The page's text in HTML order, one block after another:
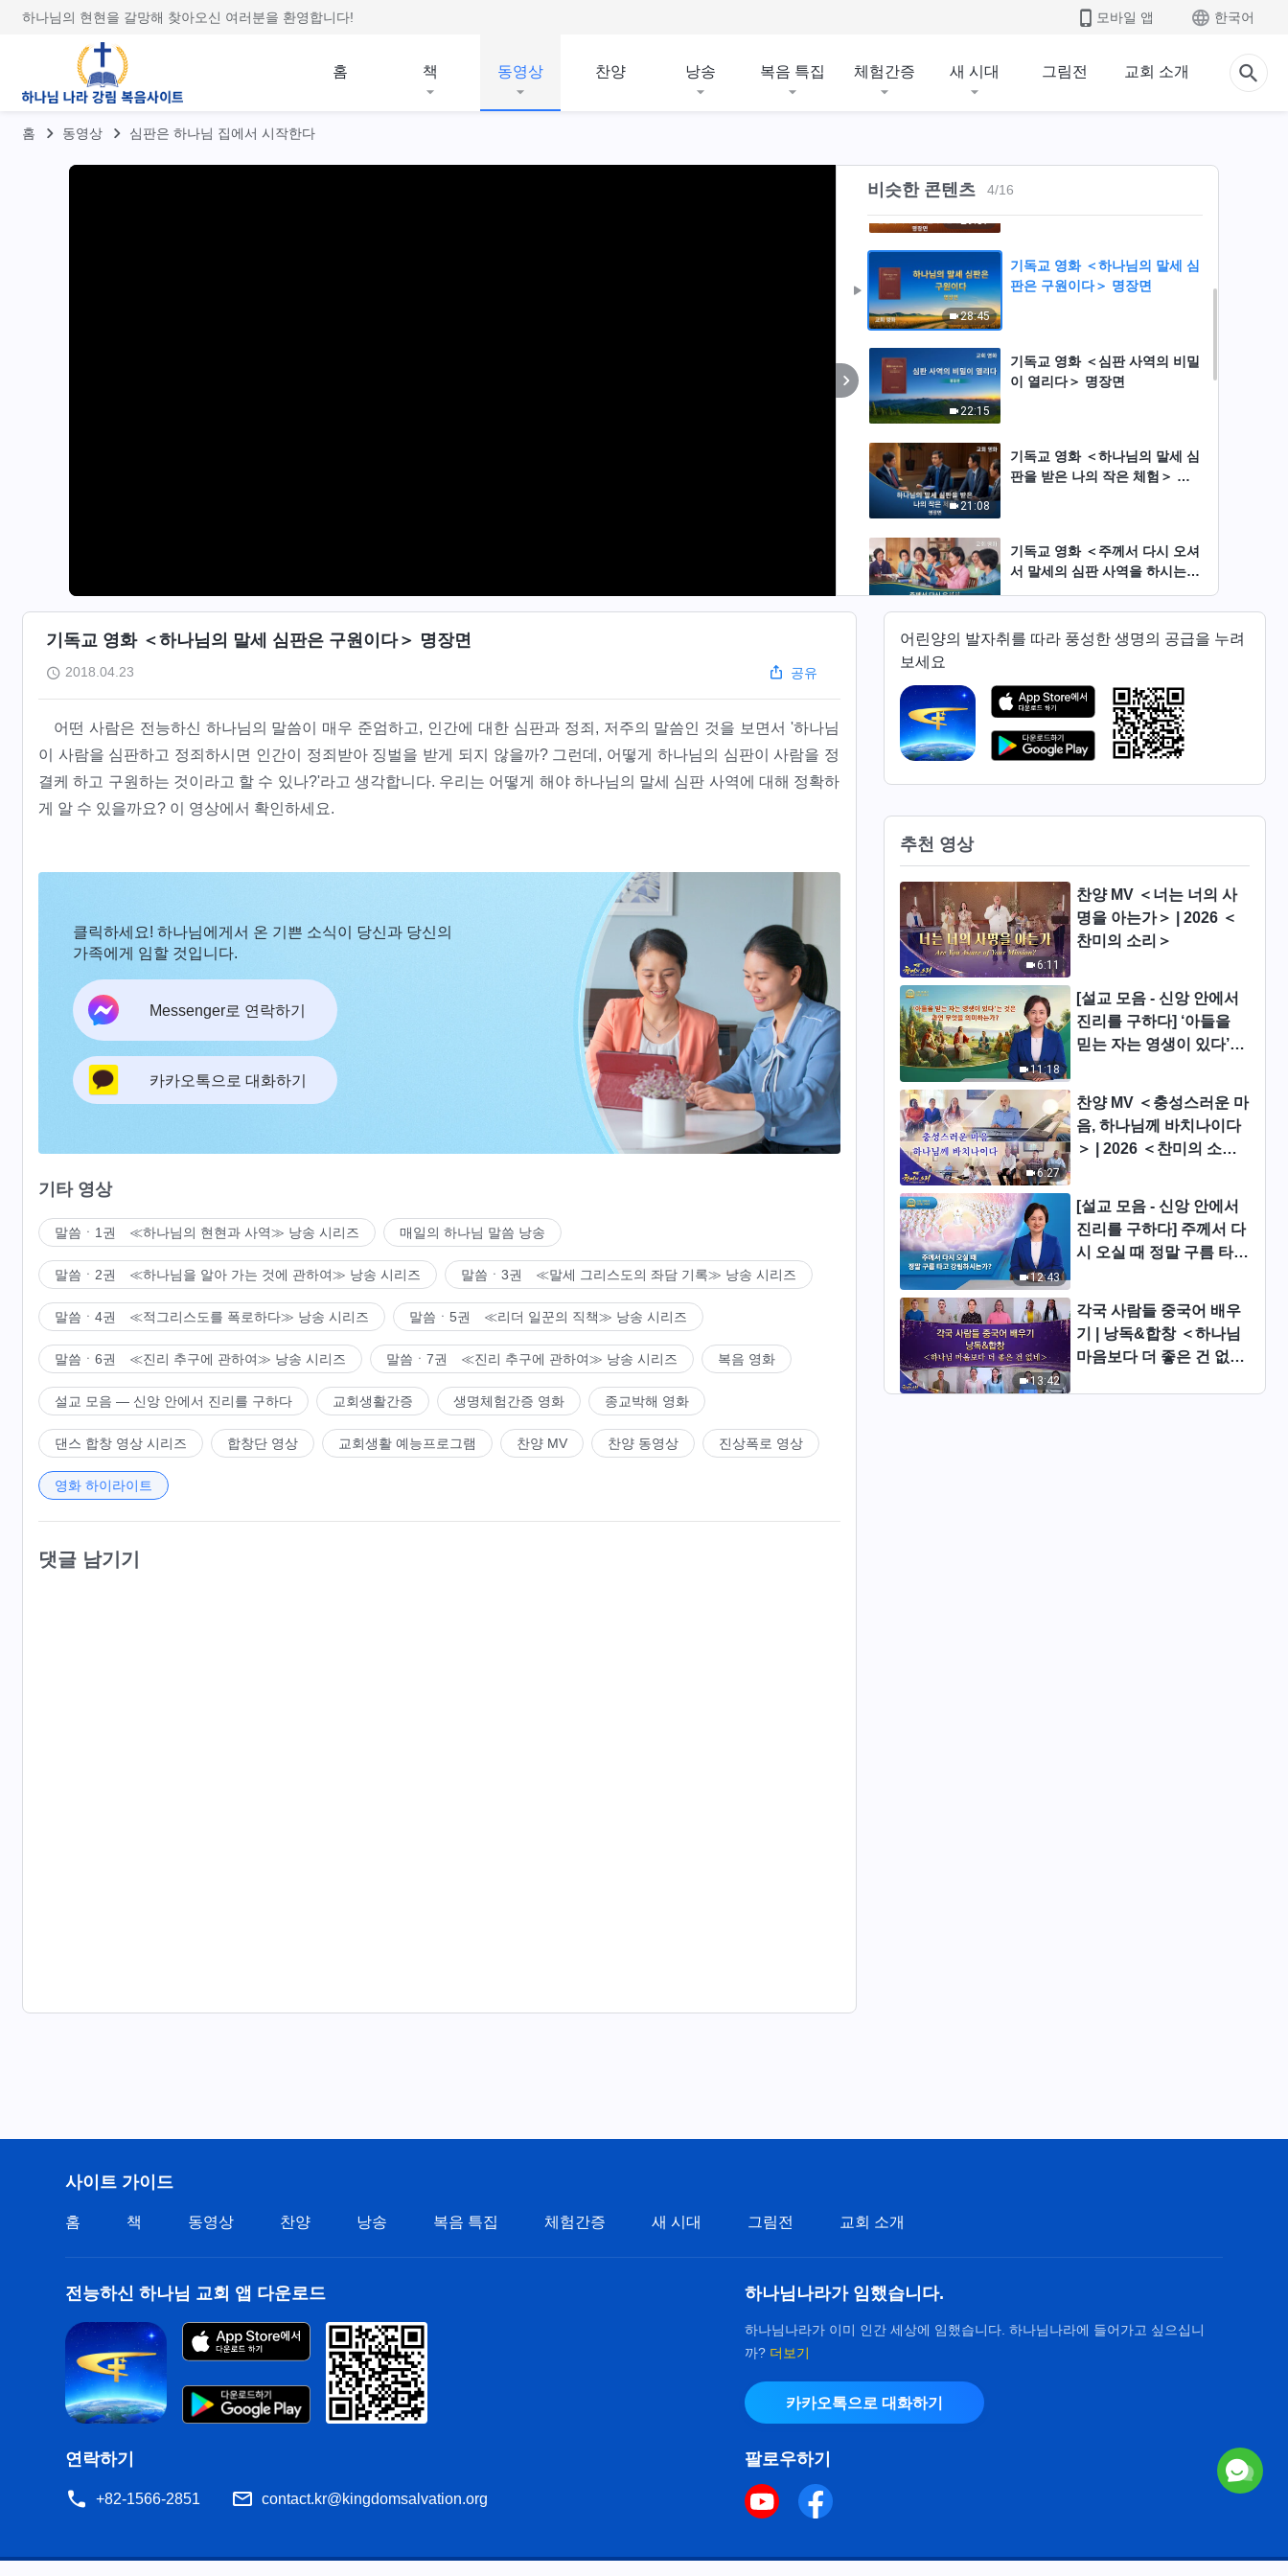
하나님의 현현을 갈망해 찾아오신 여러분을 환영합니다! 모바일 앱 한국어
홈 책 동영상 찬양 낭송 복음 특집 체험간증 새 시대 그림전 교회 소개
홈 동영상 심판은 하나님 집에서 시작한다
비슷한 콘텐츠 4/16
결케 하시는가?＞ 명장면
기독교 영화 ＜심판과 형벌을 통
29:57
기독교 영화 ＜마지막 때에 하나
님은 어떻께 심판으로 사람을 정
28:45
기독교 영화 ＜하나님의 말세 심
판은 구원이다＞ 명장면
22:15
기독교 영화 ＜심판 사역의 비밀
이 열리다＞ 명장면
21:08
기독교 영화 ＜하나님의 말세 심
판을 받은 나의 작은 체험＞ 명
기독교 영화 ＜주께서 다시 오셔
서 말세의 심판 사역을 하시는
이유는?＞ 명장면
19:37
기독교 영화 ＜말세에 하나님은
＞ 명장면
기독교 영화 ＜말세에 하나님은
어떻게 사람을 심판하고 정결케
하는 사역을 하시는가?＞ 명장
10:03
22:12
기독교 영화 ＜하나님 말씀의 심
판을 경험해 얻은 것듵＞ 명장면
36:05
기독교 영화 ＜말세에 하나님은
어떻게 심판 사역으로 인간을 정
결케 하시는가?＞ 명장면
26:33
기독교 영화 ＜하나님은 사탄의
권세하에 사는 사람을 어떻게 구
원하셨을까＞ 명장면
13:13
기독교 영화 ＜하나님의 말세 심
판과 형벌을 체험한 간증＞ 명장
면
13:48
기독교 영화 ＜하나님의 심판 사
역은 아무도 대신할 수 없다＞
명장면
기독교 영화 ＜하나님의 말세 심판은 구원이다＞ 명장면
2018.04.23 공유
어떤 사람은 전능하신 하나님의 말씀이 매우 준엄하고, 인간에 대한 심판과 정죄, 저주의 말씀인 것을 보면서 '하나님
이 사람을 심판하고 정죄하시면 인간이 정죄받아 징벌을 받게 되지 않을까? 그런데, 어떻게 하나님의 심판이 사람을 정
결케 하고 구원하는 것이라고 할 수 있나?'라고 생각합니다. 우리는 어떻게 해야 하나님의 말세 심판 사역에 대해 정확하
게 알 수 있을까요? 이 영상에서 확인하세요.
클릭하세요! 하나님에게서 온 기쁜 소식이 당신과 당신의
가족에게 임할 것입니다.
Messenger로 연락하기
카카오톡으로 대화하기
기타 영상
말씀ㆍ1권 ≪하나님의 현현과 사역≫ 낭송 시리즈 매일의 하나님 말씀 낭송
말씀ㆍ2권 ≪하나님을 알아 가는 것에 관하여≫ 낭송 시리즈 말씀ㆍ3권 ≪말세 그리스도의 좌담 기록≫ 낭송 시리즈
말씀ㆍ4권 ≪적그리스도를 폭로하다≫ 낭송 시리즈 말씀ㆍ5권 ≪리더 일꾼의 직책≫ 낭송 시리즈
말씀ㆍ6권 ≪진리 추구에 관하여≫ 낭송 시리즈 말씀ㆍ7권 ≪진리 추구에 관하여≫ 낭송 시리즈 복음 영화
설교 모음 ― 신앙 안에서 진리를 구하다 교회생활간증 생명체험간증 영화 종교박해 영화
댄스 합창 영상 시리즈 합창단 영상 교회생활 예능프로그램 찬양 MV 찬양 동영상 진상폭로 영상
영화 하이라이트
댓글 남기기
어린양의 발자취를 따라 풍성한 생명의 공급을 누려
보세요
추천 영상
6:11
찬양 MV ＜너는 너의 사
명을 아는가＞ | 2026 ＜
찬미의 소리＞
11:18
[설교 모음 - 신앙 안에서
진리를 구하다] ‘아들을
믿는 자는 영생이 있다’는
6:27
찬양 MV ＜충성스러운 마
음, 하나님께 바치나이다
＞ | 2026 ＜찬미의 소리
12:43
[설교 모음 - 신앙 안에서
진리를 구하다] 주께서 다
시 오실 때 정말 구름 타고
13:42
각국 사람들 중국어 배우
기 | 낭독&합창 ＜하나님
마음보다 더 좋은 건 없네
사이트 가이드
홈 책 동영상 찬양 낭송 복음 특집 체험간증 새 시대 그림전 교회 소개
전능하신 하나님 교회 앱 다운로드
연락하기
+82-1566-2851 contact.kr@kingdomsalvation.org
하나님나라가 임했습니다.
하나님나라가 이미 인간 세상에 임했습니다. 하나님나라에 들어가고 싶으십니
까? 더보기
카카오톡으로 대화하기
팔로우하기